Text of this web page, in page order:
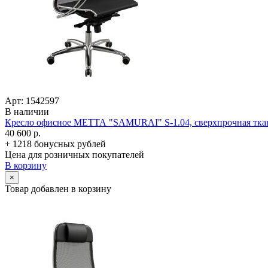
Арт: 1542597
В наличии
Кресло офисное МЕТТА "SAMURAI" S-1.04, сверхпрочная
40 600 р.
+ 1218 бонусных рублей
Цена для розничных покупателей
В корзину
×
Товар добавлен в корзину